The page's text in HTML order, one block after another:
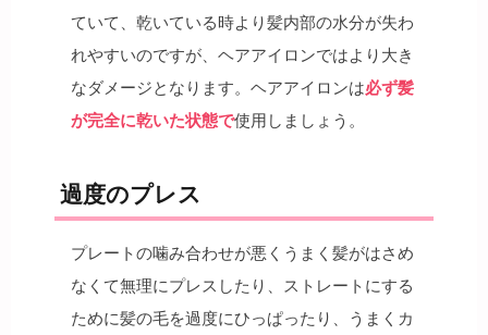
ていて、乾いている時より髪内部の水分が失わ
れやすいのですが、ヘアアイロンではより大き
なダメージとなります。ヘアアイロンは必ず髪
が完全に乾いた状態で使用しましょう。
過度のプレス
プレートの噛み合わせが悪くうまく髪がはさめ
なくて無理にプレスしたり、ストレートにする
ために髪の毛を過度にひっぱったり、うまくカ